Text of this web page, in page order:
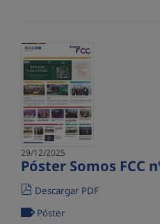
29/12/2025
Póster Somos FCC
Descargar PDF
Póster